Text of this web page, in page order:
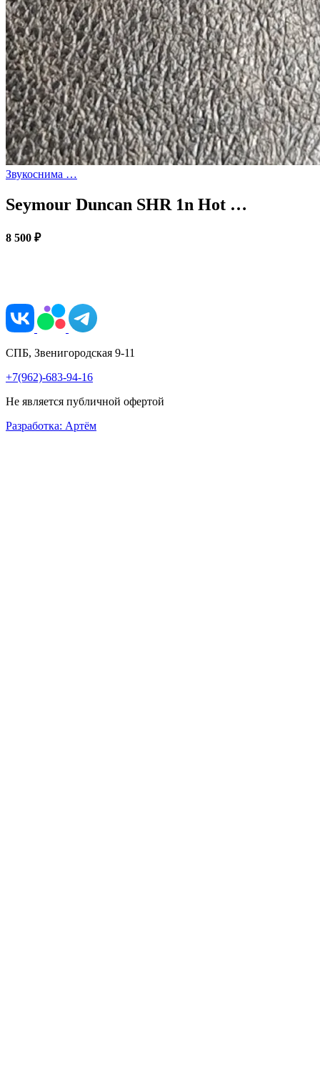
Звукоснима …
Seymour Duncan SHR 1n Hot …
8 500 ₽
СПБ, Звенигородская 9-11
+7(962)-683-94-16
Не является публичной офертой
Разработка: Артём